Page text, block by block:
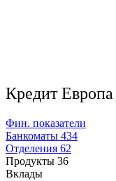
Кредит
Фин. показатели
Банкоматы 434
Отделения 62
Продукты 36
Вклады